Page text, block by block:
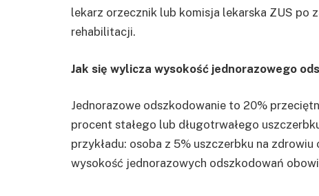
lekarz orzecznik lub komisja lekarska ZUS po
rehabilitacji.
Jak się wylicza wysokość jednorazowego
Jednorazowe odszkodowanie to 20%
procent stałego lub długotrwałego
przykładu: osoba z 5% uszczerbku na
wysokość jednorazowych odszkodowań